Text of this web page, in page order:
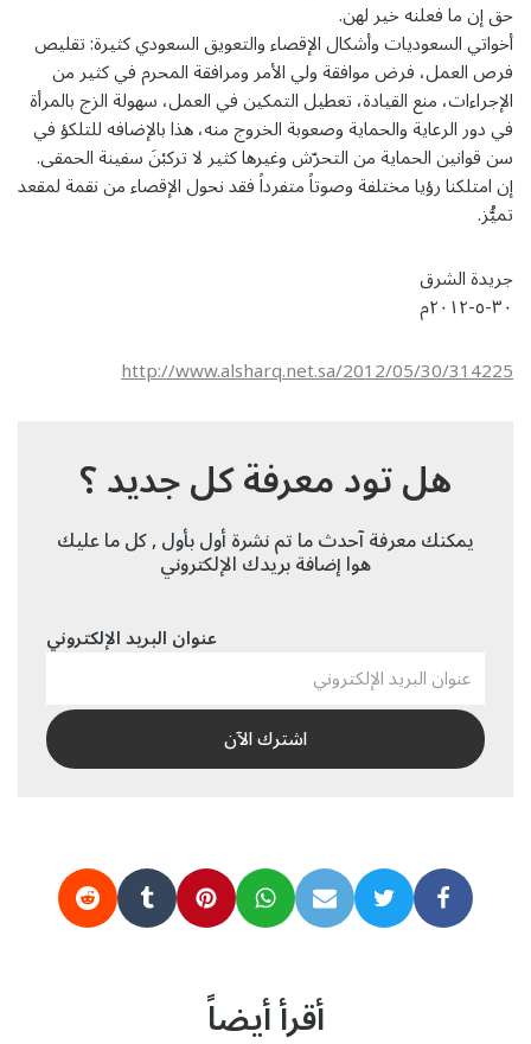
حق إن ما فعلنه خير لهن.
أخواتي السعوديات وأشكال الإقصاء والتعويق السعودي كثيرة: تقليص
فرص العمل، فرض موافقة ولي الأمر ومرافقة المحرم في كثير من
الإجراءات، منع القيادة، تعطيل التمكين في العمل، سهولة الزج بالمرأة
في دور الرعاية والحماية وصعوبة الخروج منه، هذا بالإضافه للتلكؤ في
سن قوانين الحماية من التحرّش وغيرها كثير لا تركبْنَ سفينة الحمقى.
إن امتلكنا رؤيا مختلفة وصوتاً متفرداً فقد نحول الإقصاء من نقمة لمقعد
تميُّز.
جريدة الشرق
٣٠-٥-٢٠١٢م
http://www.alsharq.net.sa/2012/05/30/314225
هل تود معرفة كل جديد ؟
يمكنك معرفة آحدث ما تم نشرة أول بأول , كل ما عليك
هوا إضافة بريدك الإلكتروني
عنوان البريد الإلكتروني
أقرأ أيضاً